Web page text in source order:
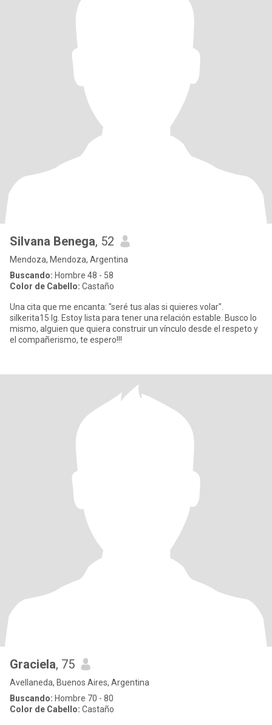
Silvana Benega, 52
Mendoza, Mendoza, Argentina
Buscando: Hombre 48 - 58
Color de Cabello: Castaño
Una cita que me encanta: "seré tus alas si quieres volar".
silkerita15 Ig. Estoy lista para tener una relación estable. Busco lo
mismo, alguien que quiera construir un vínculo desde el respeto y
el compañerismo, te espero!!!
Graciela, 75
Avellaneda, Buenos Aires, Argentina
Buscando: Hombre 70 - 80
Color de Cabello: Castaño